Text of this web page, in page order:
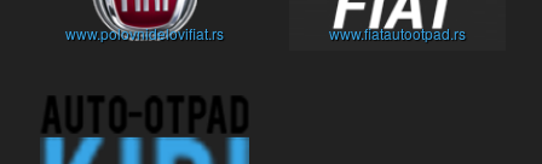
www.polovnidelovifiat.rs www.fiatautootpad.rs